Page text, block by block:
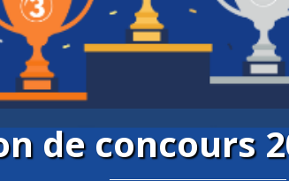
de concours